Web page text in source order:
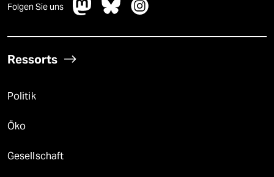
Folgen Sie uns
Ressorts
Politik
Öko
Gesellschaft